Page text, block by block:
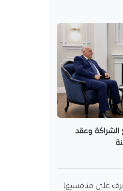
الشراكة وعقد
على منافسيها